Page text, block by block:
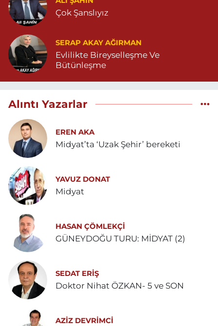
Çok Şanslıyız
SERAP AKAY AĞIRMAN
Evlilikte Bireyselleşme Ve
Bütünleşme
Alıntı Yazarlar
EREN AKA
Midyat’ta ‘Uzak Şehir’ bereketi
YAVUZ DONAT
Midyat
HASAN ÇÖMLEKÇİ
GÜNEYDOĞU TURU: MİDYAT (2)
SEDAT ERİŞ
Doktor Nihat ÖZKAN- 5 ve SON
AZIZ DEVRIMCI